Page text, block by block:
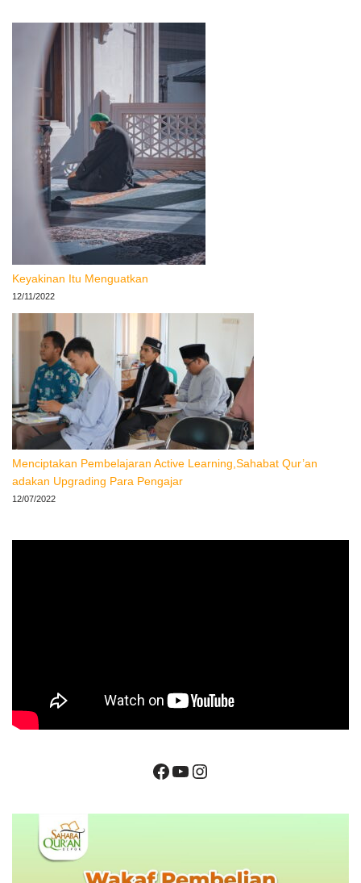
Keyakinan Itu Menguatkan
12/11/2022
Menciptakan Pembelajaran Active Learning,Sahabat Qur’an
adakan Upgrading Para Pengajar
12/07/2022